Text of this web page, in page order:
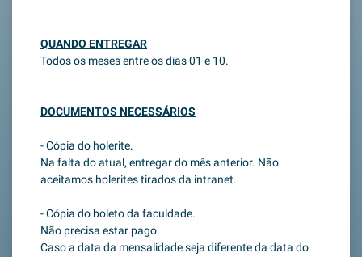
QUANDO ENTREGAR
Todos os meses entre os dias 01 e 10.
DOCUMENTOS NECESSÁRIOS
- Cópia do holerite.
Na falta do atual, entregar do mês anterior. Não
aceitamos holerites tirados da intranet.
- Cópia do boleto da faculdade.
Não precisa estar pago.
Caso a data da mensalidade seja diferente da data do